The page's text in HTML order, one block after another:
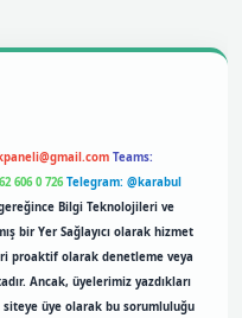
Teams:
606 0 726 Telegram: @karabul
gereğince Bilgi Teknolojileri ve
bir Yer Sağlayıcı olarak hizmet
proaktif olarak denetleme veya
Ancak, üyelerimiz yazdıkları
üye olarak bu sorumluluğu